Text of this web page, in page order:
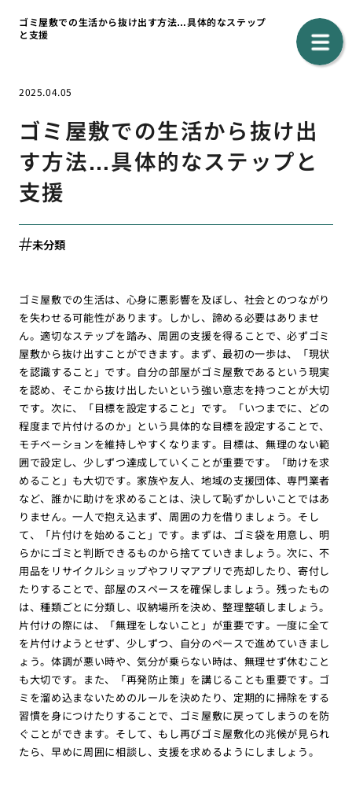
ゴミ屋敷での生活から抜け出す方法…具体的なステップ
と支援
2025.04.05
ゴミ屋敷での生活から抜け出
す方法…具体的なステップと
支援
未分類
ゴミ屋敷での生活は、心身に悪影響を及ぼし、社会とのつながり
を失わせる可能性があります。しかし、諦める必要はありませ
ん。適切なステップを踏み、周囲の支援を得ることで、必ずゴミ
屋敷から抜け出すことができます。まず、最初の一歩は、「現状
を認識すること」です。自分の部屋がゴミ屋敷であるという現実
を認め、そこから抜け出したいという強い意志を持つことが大切
です。次に、「目標を設定すること」です。「いつまでに、どの
程度まで片付けるのか」という具体的な目標を設定することで、
モチベーションを維持しやすくなります。目標は、無理のない範
囲で設定し、少しずつ達成していくことが重要です。「助けを求
めること」も大切です。家族や友人、地域の支援団体、専門業者
など、誰かに助けを求めることは、決して恥ずかしいことではあ
りません。一人で抱え込まず、周囲の力を借りましょう。そし
て、「片付けを始めること」です。まずは、ゴミ袋を用意し、明
らかにゴミと判断できるものから捨てていきましょう。次に、不
用品をリサイクルショップやフリマアプリで売却したり、寄付し
たりすることで、部屋のスペースを確保しましょう。残ったもの
は、種類ごとに分類し、収納場所を決め、整理整頓しましょう。
片付けの際には、「無理をしないこと」が重要です。一度に全て
を片付けようとせず、少しずつ、自分のペースで進めていきまし
ょう。体調が悪い時や、気分が乗らない時は、無理せず休むこと
も大切です。また、「再発防止策」を講じることも重要です。ゴ
ミを溜め込まないためのルールを決めたり、定期的に掃除をする
習慣を身につけたりすることで、ゴミ屋敷に戻ってしまうのを防
ぐことができます。そして、もし再びゴミ屋敷化の兆候が見られ
たら、早めに周囲に相談し、支援を求めるようにしましょう。